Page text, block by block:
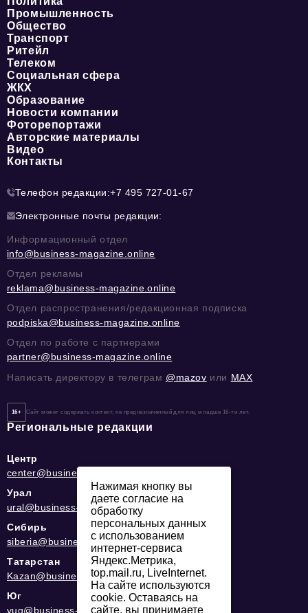
Промышленность
Общество
Транспорт
Ритейл
Телеком
Социальная сфера
ЖКХ
Образование
Новости компании
Фоторепортажи
Авторские материалы
Видео
Контакты
Телефон редакции:+7 495 727-01-67
Электронные почты редакции:
Информационный отдел
info@business-magazine.online
Отдел рекламы
reklama@business-magazine.online
Отдел распространения/редакционная подписка
podpiska@business-magazine.online
Отдел по работе с партнерами
partner@business-magazine.online
Написать директору в телеграм @mazov или MAX
16+ Сайт может содержать контент, не предназначенный для лиц младше 16-ти лет.
Региональные редакции
Центр
center@business-magazine.online
Урал
ural@business-magazine.online
Сибирь
siberia@business-magazine.online
Татарстан
Kazan@business-magazine.online
Юг
yug@business-magazine.online
Нажимая кнопку вы
даете согласие на
обработку
персональных данных
с использованием
интернет-сервиса
Яндекс.Метрика,
top.mail.ru, LiveInternet.
На сайте используются
cookie. Оставаясь на
сайте, вы принимаете